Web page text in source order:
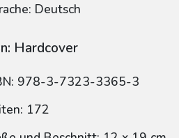
Deutsch
Hardcover
978-3-7323-3365-3
172